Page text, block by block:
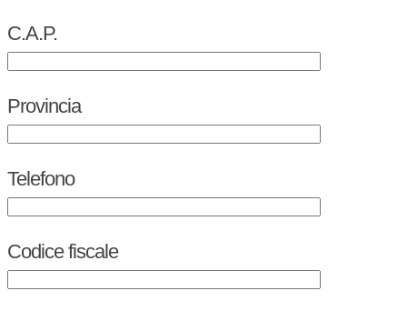
C.A.P.
Provincia
Telefono
Codice fiscale